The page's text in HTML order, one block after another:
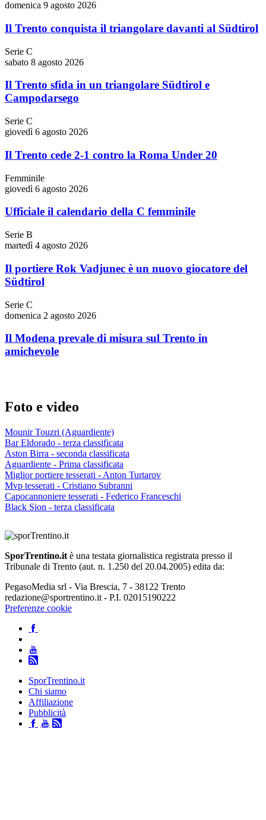
domenica 9 agosto 2026
Il Trento conquista il triangolare davanti al Südtirol
Serie C
sabato 8 agosto 2026
Il Trento sfida in un triangolare Südtirol e
Campodarsego
Serie C
giovedì 6 agosto 2026
Il Trento cede 2-1 contro la Roma Under 20
Femminile
giovedì 6 agosto 2026
Ufficiale il calendario della C femminile
Serie B
martedì 4 agosto 2026
Il portiere Rok Vadjunec è un nuovo giocatore del
Südtirol
Serie C
domenica 2 agosto 2026
Il Modena prevale di misura sul Trento in
amichevole
Foto e video
Mounir Touzri (Aguardiente)
Bar Eldorado - terza classificata
Aston Birra - seconda classificata
Aguardiente - Prima classificata
Miglior portiere tesserati - Anton Turtarov
Mvp tesserati - Cristiano Subranni
Capocannoniere tesserati - Federico Franceschi
Black Sion - terza classificata
SporTrentino.it è una testata giornalistica registrata presso il
Tribunale di Trento (aut. n. 1.250 del 20.04.2005) edita da:
PegasoMedia srl - Via Brescia, 7 - 38122 Trento
redazione@sportrentino.it - P.I. 02015190222
Preferenze cookie
SporTrentino.it
Chi siamo
Affiliazione
Pubblicità